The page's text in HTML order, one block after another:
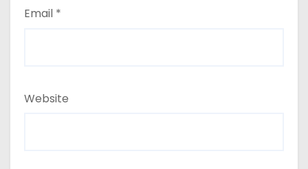
Email *
Website